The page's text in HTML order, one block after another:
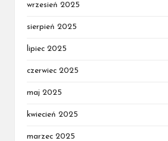
wrzesień 2025
sierpień 2025
lipiec 2025
czerwiec 2025
maj 2025
kwiecień 2025
marzec 2025